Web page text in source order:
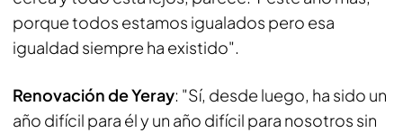
porque todos estamos igualados pero esa
igualdad siempre ha existido".
Renovación de Yeray: "Sí, desde luego, ha sido un
año difícil para él y un año difícil para nosotros sin